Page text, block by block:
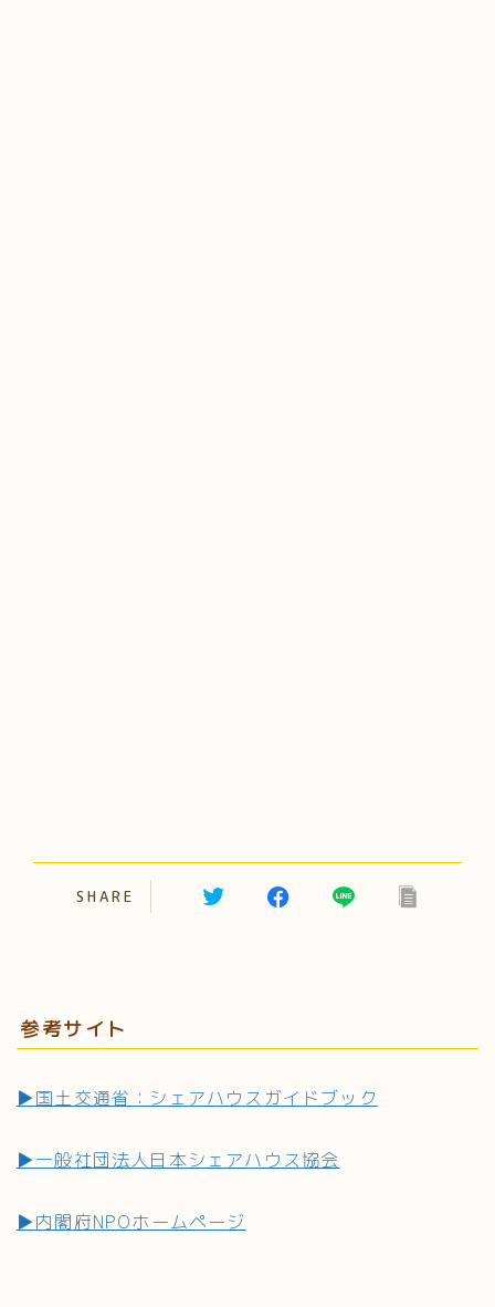
SHARE
参考サイト
▶国土交通省：シェアハウスガイドブック
▶一般社団法人日本シェアハウス協会
▶内閣府NPOホームページ